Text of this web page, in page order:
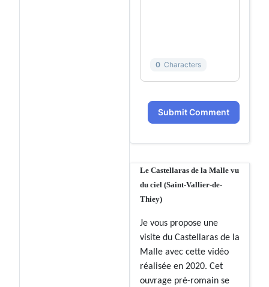
0 Characters
Submit Comment
Le Castellaras de la Malle vu
du ciel (Saint-Vallier-de-
Thiey)
Je vous propose une
visite du Castellaras de la
Malle avec cette vidéo
réalisée en 2020. Cet
ouvrage pré-romain se